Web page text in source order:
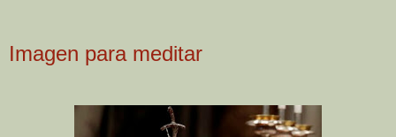
Imagen para meditar